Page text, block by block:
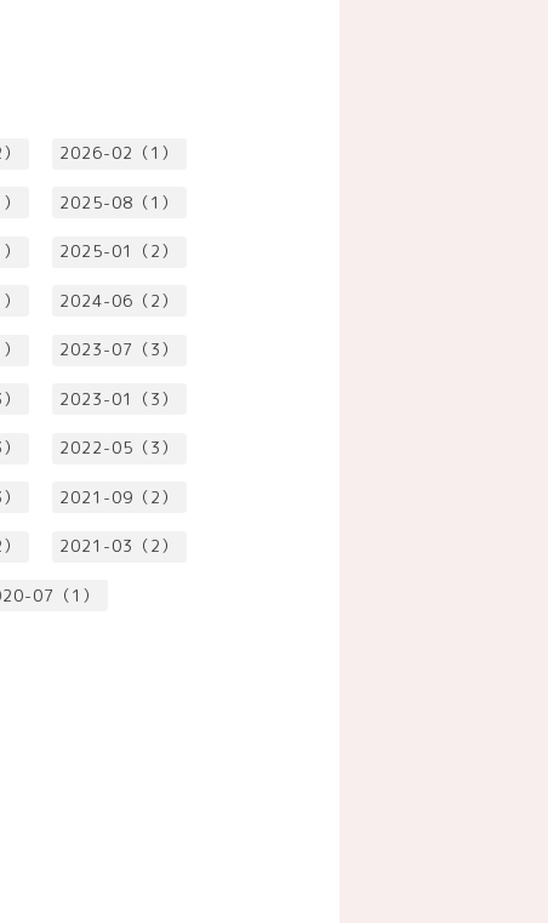
2026-02（1）
2025-08（1）
2025-01（2）
2024-06（2）
2023-07（3）
2023-01（3）
2022-05（3）
2021-09（2）
2021-03（2）
07（1）